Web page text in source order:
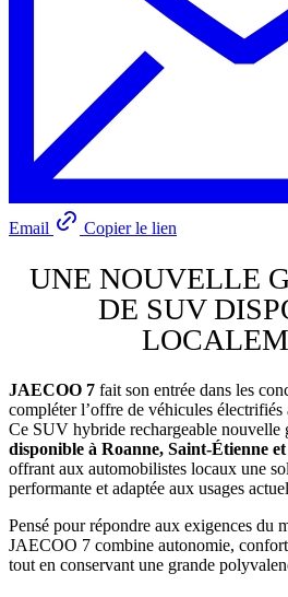
Email Copier le lien
UNE NOUVELLE
DE SUV
JAECOO 7 fait son entrée dans les
compléter l’offre de véhicules électrifiés
Ce SUV hybride rechargeable nouvelle
disponible à Roanne, Saint-Étienne
offrant aux automobilistes locaux une
performante et adaptée aux usages
Pensé pour répondre aux exigences du
JAECOO 7 combine autonomie,
tout en conservant une grande